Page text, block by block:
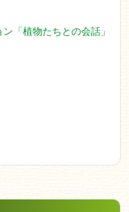
「植物たちとの会話」